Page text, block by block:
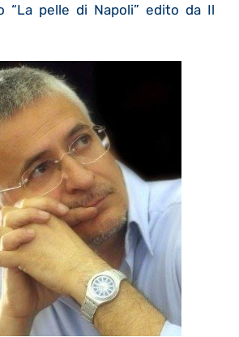
“La pelle di Napoli” edito da Il